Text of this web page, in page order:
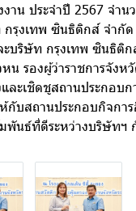
งาน ประจำปี 2567 จำ
รุงเทพ ซินธิติกส์ จำกัด
บริษัท กรุงเทพ ซินธิติ
น รองผู้ว่าราชการจัง
ละเชิดชูสถานประกอบ
กับสถานประกอบกิจก
พันธ์ที่ดีระหว่างบริษัท